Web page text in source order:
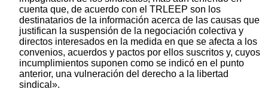
cuenta que, de acuerdo con el TRLEEP son los
destinatarios de la información acerca de las causas que
justifican la suspensión de la negociación colectiva y
directos interesados en la medida en que se afecta a los
convenios, acuerdos y pactos por ellos suscritos y, cuyos
incumplimientos suponen como se indicó en el punto
anterior, una vulneración del derecho a la libertad
sindical».